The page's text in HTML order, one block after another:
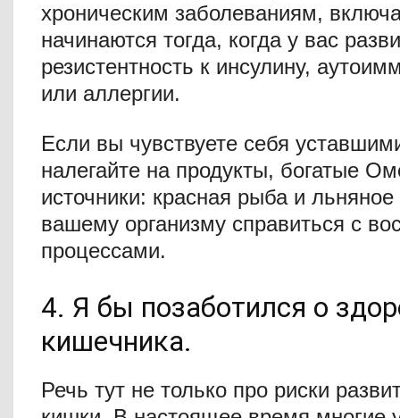
хроническим заболеваниям,
начинаются тогда, когда у вас
резистентность к инсулину,
или аллергии.
Если вы чувствуете себя
налегайте на продукты, богатые
источники: красная рыба и
вашему организму справиться с
процессами.
4. Я бы позаботился о
кишечника.
Речь тут не только про риски